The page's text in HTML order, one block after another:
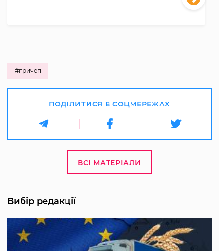
#причеп
ПОДІЛИТИСЯ В СОЦМЕРЕЖАХ
ВСІ МАТЕРІАЛИ
Вибір редакції